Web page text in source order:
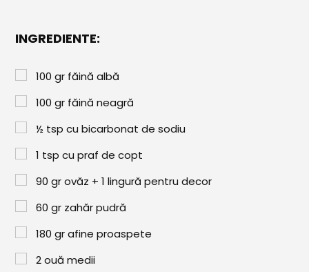
Sirop / Compot
Sosuri și Condimente
Garnituri
Pâine
Paste & Risotto
Patiserie
Aluaturi Dulci
Aluaturi Sărate
Pizza
INGREDIENTE:
100 gr făină albă
100 gr făină neagră
½ tsp cu bicarbonat de sodiu
1 tsp cu praf de copt
90 gr ovăz + 1 lingură pentru decor
60 gr zahăr pudră
180 gr afine proaspete
2 ouă medii